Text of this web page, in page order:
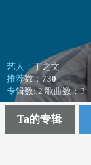
艺人：丁之文
推荐数： 730
专辑数: 2 歌曲数：3
Ta的专辑